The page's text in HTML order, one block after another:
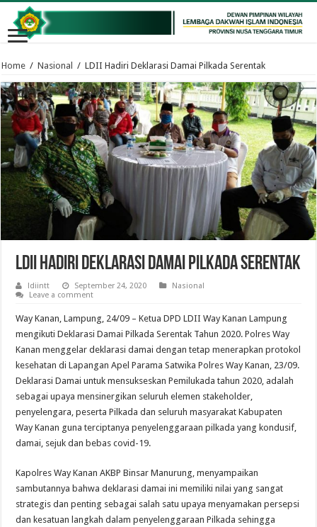
Home / Nasional / LDII Hadiri Deklarasi Damai Pilkada Serentak
LDII Hadiri Deklarasi Damai Pilkada Serentak
ldiintt September 24, 2020
Nasional
Leave a comment
Way Kanan, Lampung, 24/09 – Ketua DPD LDII Way Kanan Lampung
mengikuti Deklarasi Damai Pilkada Serentak Tahun 2020. Polres Way
Kanan menggelar deklarasi damai dengan tetap menerapkan protokol
kesehatan di Lapangan Apel Parama Satwika Polres Way Kanan, 23/09.
Deklarasi Damai untuk mensukseskan Pemilukada tahun 2020, adalah
sebagai upaya mensinergikan seluruh elemen stakeholder,
penyelengara, peserta Pilkada dan seluruh masyarakat Kabupaten
Way Kanan guna terciptanya penyelenggaraan pilkada yang kondusif,
damai, sejuk dan bebas covid-19.
Kapolres Way Kanan AKBP Binsar Manurung, menyampaikan
sambutannya bahwa deklarasi damai ini memiliki nilai yang sangat
strategis dan penting sebagai salah satu upaya menyamakan persepsi
dan kesatuan langkah dalam penyelenggaraan Pilkada sehingga